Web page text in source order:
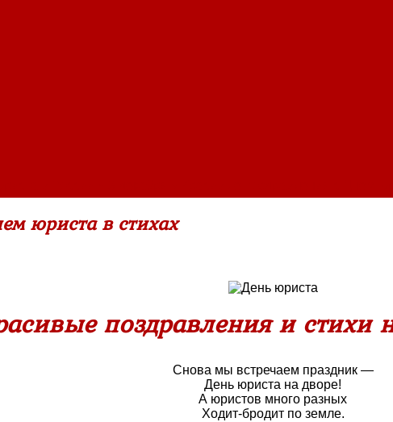
юриста в стихах
поздравления и стихи
Снова мы встречаем праздник —
День юриста на дворе!
А юристов много разных
Ходит-бродит по земле.